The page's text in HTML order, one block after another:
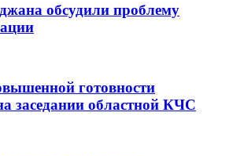
обсудили проблему
готовности
заседании областной КЧС